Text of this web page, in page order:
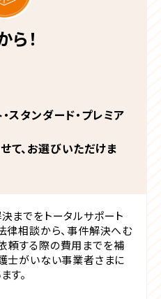
！
スタンダード・プレミア
て、お選びいただけま
までをトータルサポート
律相談から、事件解決へむ
頼する際の費用までを補
士がいない事業者さまに
す。